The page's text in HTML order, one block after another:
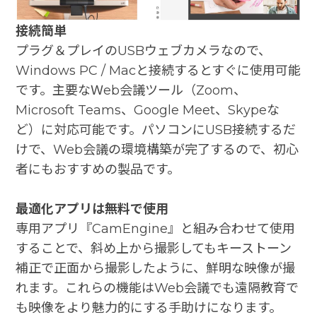
接続簡単
プラグ＆プレイのUSBウェブカメラなので、
Windows PC / Macと接続するとすぐに使用可能
です。主要なＷeb会議ツール（Zoom、
Microsoft Teams、Google Meet、Skypeな
ど）に対応可能です。パソコンにUSB接続するだ
けで、Web会議の環境構築が完了するので、初心
者にもおすすめの製品です。
最適化アプリは無料で使用
専用アプリ『CamEngine』と組み合わせて使用
することで、斜め上から撮影してもキーストーン
補正で正面から撮影したように、鮮明な映像が撮
れます。これらの機能はWeb会議でも遠隔教育で
も映像をより魅力的にする手助けになります。